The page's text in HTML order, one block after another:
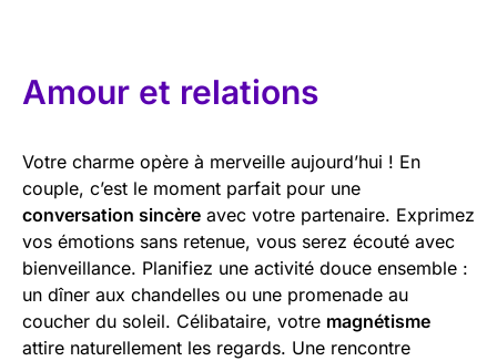
Amour et relations
Votre charme opère à merveille aujourd’hui ! En
couple, c’est le moment parfait pour une
conversation sincère avec votre partenaire. Exprimez
vos émotions sans retenue, vous serez écouté avec
bienveillance. Planifiez une activité douce ensemble :
un dîner aux chandelles ou une promenade au
coucher du soleil. Célibataire, votre magnétisme
attire naturellement les regards. Une rencontre